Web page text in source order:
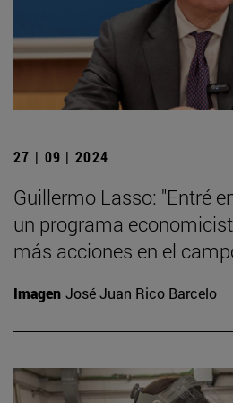
27 | 09 | 2024
Guillermo Lasso: "Entré
un programa
más acciones en el
Imagen José Juan Rico Barcelo